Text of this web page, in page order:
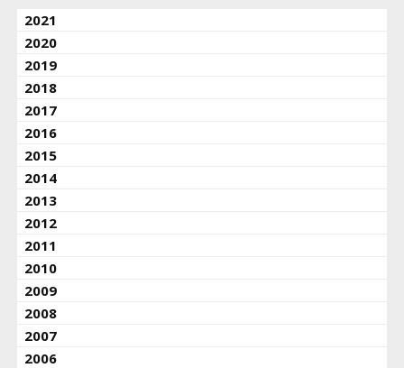
2021
2020
2019
2018
2017
2016
2015
2014
2013
2012
2011
2010
2009
2008
2007
2006